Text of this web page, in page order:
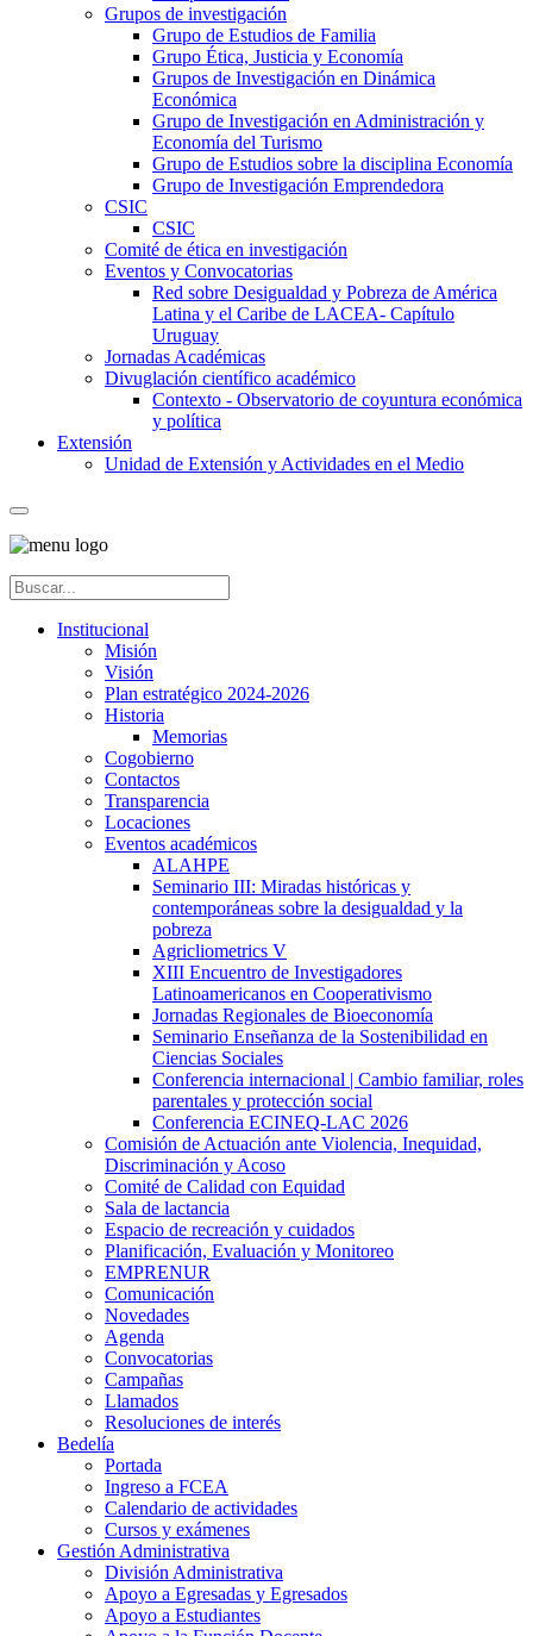
Grupos de investigación
Grupo de Estudios de Familia
Grupo Ética, Justicia y Economía
Grupos de Investigación en Dinámica
Económica
Grupo de Investigación en Administración y
Economía del Turismo
Grupo de Estudios sobre la disciplina Economía
Grupo de Investigación Emprendedora
CSIC
CSIC
Comité de ética en investigación
Eventos y Convocatorias
Red sobre Desigualdad y Pobreza de América
Latina y el Caribe de LACEA- Capítulo
Uruguay
Jornadas Académicas
Divuglación científico académico
Contexto - Observatorio de coyuntura económica
y política
Extensión
Unidad de Extensión y Actividades en el Medio
Institucional
Misión
Visión
Plan estratégico 2024-2026
Historia
Memorias
Cogobierno
Contactos
Transparencia
Locaciones
Eventos académicos
ALAHPE
Seminario III: Miradas históricas y
contemporáneas sobre la desigualdad y la
pobreza
Agricliometrics V
XIII Encuentro de Investigadores
Latinoamericanos en Cooperativismo
Jornadas Regionales de Bioeconomía
Seminario Enseñanza de la Sostenibilidad en
Ciencias Sociales
Conferencia internacional | Cambio familiar, roles
parentales y protección social
Conferencia ECINEQ-LAC 2026
Comisión de Actuación ante Violencia, Inequidad,
Discriminación y Acoso
Comité de Calidad con Equidad
Sala de lactancia
Espacio de recreación y cuidados
Planificación, Evaluación y Monitoreo
EMPRENUR
Comunicación
Novedades
Agenda
Convocatorias
Campañas
Llamados
Resoluciones de interés
Bedelía
Portada
Ingreso a FCEA
Calendario de actividades
Cursos y exámenes
Gestión Administrativa
División Administrativa
Apoyo a Egresadas y Egresados
Apoyo a Estudiantes